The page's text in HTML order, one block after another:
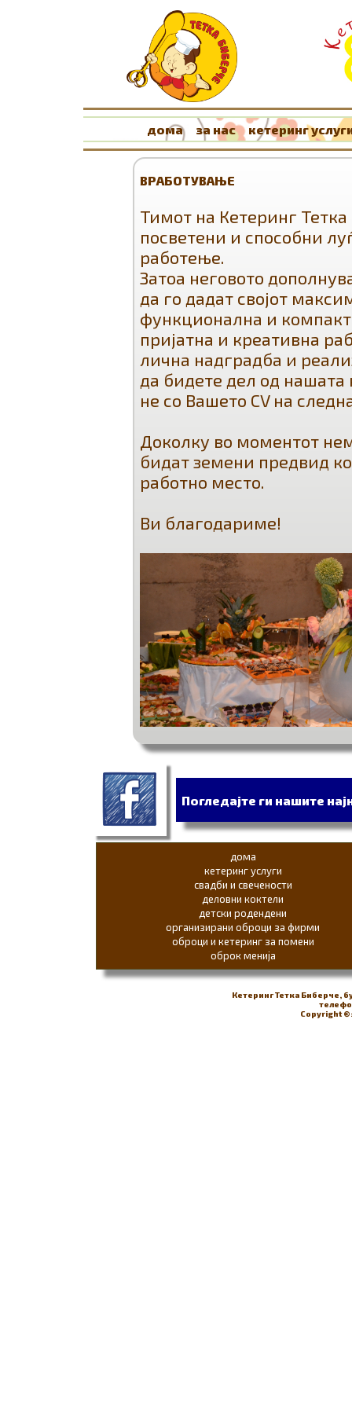
дома за нас кетеринг
ВРАБОТУВАЊЕ
Тимот на Кетеринг
посветени и способни
работење.
Затоа неговото
да го дадат својот
функционална и
пријатна и креативна
лична надградба и
да бидете дел од нашата
не со Вашето CV на
Доколку во моментот
бидат земени предвид
работно место.
Ви благодариме!
Погледајте ги нашите
дома
кетеринг услуги
свадби и свечености
деловни коктели
детски родендени
организирани оброци за фирми
оброци и кетеринг за помени
оброк менија
Кетеринг Тетка Биберче,
Copyright